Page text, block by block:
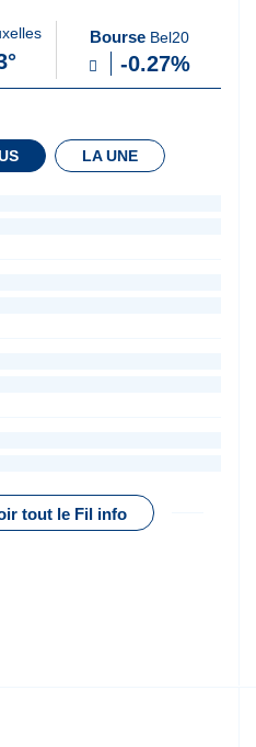
Bourse Bel20
-0.27%
LA UNE
tout le Fil info